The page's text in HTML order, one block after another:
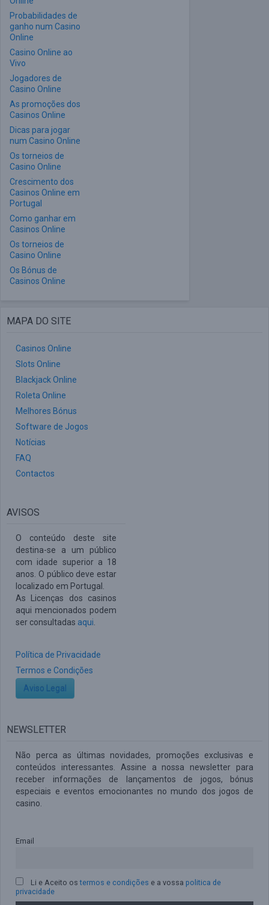
Probabilidades de
ganho num Casino
Online
Casino Online ao
Vivo
Jogadores de
Casino Online
As promoções dos
Casinos Online
Dicas para jogar
num Casino Online
Os torneios de
Casino Online
Crescimento dos
Casinos Online em
Portugal
Como ganhar em
Casinos Online
Os torneios de
Casino Online
Os Bónus de
Casinos Online
MAPA DO SITE
Casinos Online
Slots Online
Blackjack Online
Roleta Online
Melhores Bónus
Software de Jogos
Notícias
FAQ
Contactos
AVISOS
O conteúdo deste site
destina-se a um público
com idade superior a 18
anos. O público deve estar
localizado em Portugal.
As Licenças dos casinos
aqui mencionados podem
ser consultadas aqui
Política de Privacidade
Termos e Condições
Aviso Legal
NEWSLETTER
Não perca as últimas novidades, promoções exclusivas e
conteúdos interessantes. Assine a nossa newsletter para
receber informações de lançamentos de jogos, bónus
especiais e eventos emocionantes no mundo dos jogos de
casino.
Email
Li e Aceito ostermos e condições e a vossa politica de
privacidade